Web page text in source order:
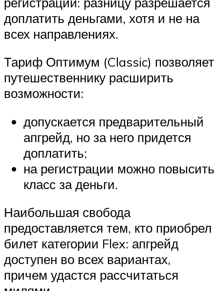
доплатить деньгами, хотя и не на
всех направлениях.
Тариф Оптимум (Classic) позволяет
путешественнику расширить
возможности:
допускается предварительный
апгрейд, но за него придется
доплатить;
на регистрации можно повысить
класс за деньги.
Наибольшая свобода
предоставляется тем, кто приобрел
билет категории Flex: апгрейд
доступен во всех вариантах,
причем удастся рассчитаться